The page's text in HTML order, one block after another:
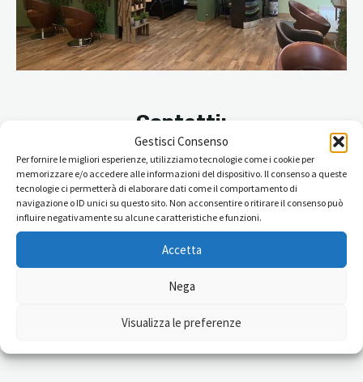
Gestisci Consenso
Per fornire le migliori esperienze, utilizziamo tecnologie come i cookie per
memorizzare e/o accedere alle informazioni del dispositivo. Il consenso a queste
tecnologie ci permetterà di elaborare dati come il comportamento di
navigazione o ID unici su questo sito. Non acconsentire o ritirare il consenso può
influire negativamente su alcune caratteristiche e funzioni.
Accetta
Nega
Visualizza le preferenze
Contatti:
Via Ugo Bartolomei, 28 00136 Roma
Tel: 06 39726289
Facebook
Instagram